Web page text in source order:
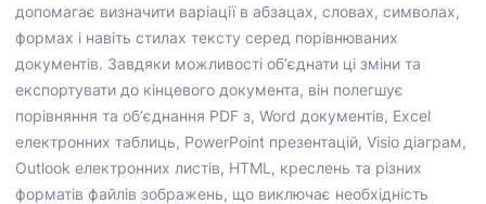
допомагає визначити варіації в абзацах, словах, символах,
формах і навіть стилах тексту серед порівнюваних
документів. Завдяки можливості об’єднати ці зміни та
експортувати до кінцевого документа, він полегшує
порівняння та об’єднання PDF з, Word документів, Excel
електронних таблиць, PowerPoint презентацій, Visio діаграм,
Outlook електронних листів, HTML, креслень та різних
форматів файлів зображень, що виключає необхідність